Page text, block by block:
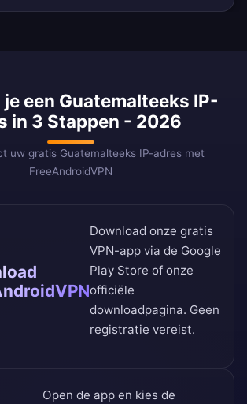
je een Guatemalteeks IP-
in 3 Stappen - 2026
uw gratis Guatemalteeks IP-adres met
FreeAndroidVPN
Download onze gratis
VPN-app via de Google
Play Store of onze
officiële
downloadpagina. Geen
registratie vereist.
Open de app en kies de